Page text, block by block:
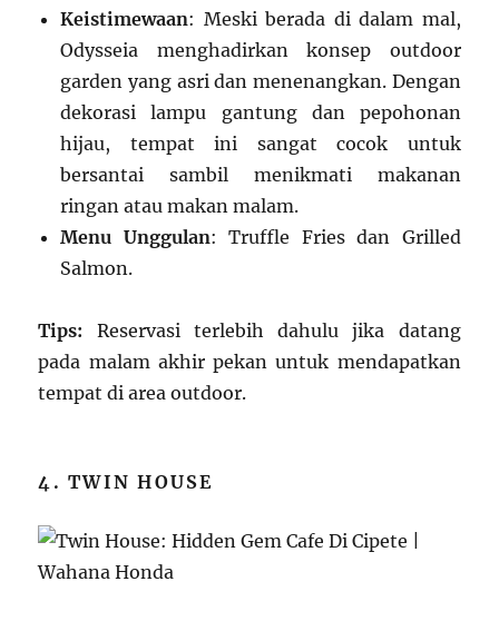
Keistimewaan: Meski berada di dalam mal,
Odysseia menghadirkan konsep outdoor
garden yang asri dan menenangkan. Dengan
dekorasi lampu gantung dan pepohonan
hijau, tempat ini sangat cocok untuk
bersantai sambil menikmati makanan
ringan atau makan malam.
Menu Unggulan: Truffle Fries dan Grilled
Salmon.
Tips: Reservasi terlebih dahulu jika datang
pada malam akhir pekan untuk mendapatkan
tempat di area outdoor.
4. TWIN HOUSE